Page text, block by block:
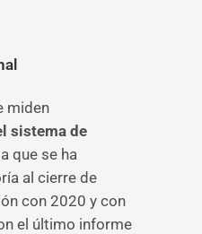
miden
sistema de
que se ha
al cierre de
con 2020 y con
el último informe